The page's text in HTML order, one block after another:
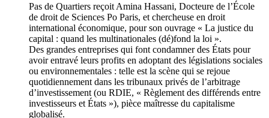
Pas de Quartiers reçoit Amina Hassani, Docteure de l’École
de droit de Sciences Po Paris, et chercheuse en droit
international économique, pour son ouvrage « La justice du
capital : quand les multinationales (dé)fond la loi ».
Des grandes entreprises qui font condamner des États pour
avoir entravé leurs profits en adoptant des législations sociales
ou environnementales : telle est la scène qui se rejoue
quotidiennement dans les tribunaux privés de l’arbitrage
d’investissement (ou RDIE, « Règlement des différends entre
investisseurs et États »), pièce maîtresse du capitalisme
globalisé.